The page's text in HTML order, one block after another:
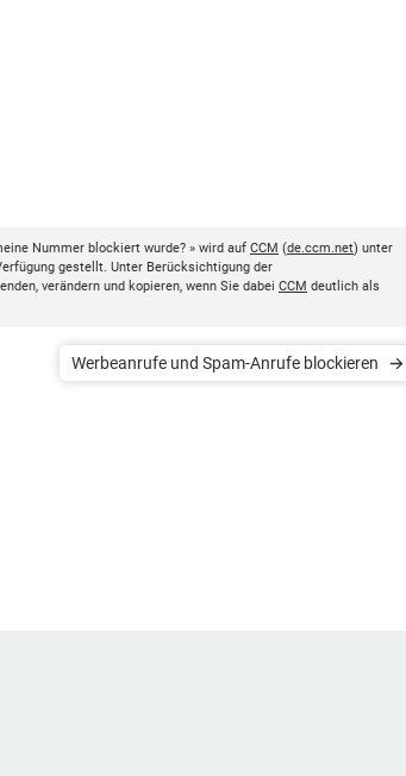
Nummer blockiert wurde? » wird auf CCM (de.ccm.net) unter
gestellt. Unter Berücksichtigung der
verändern und kopieren, wenn Sie dabei CCM deutlich als
Werbeanrufe und Spam-Anrufe blockieren